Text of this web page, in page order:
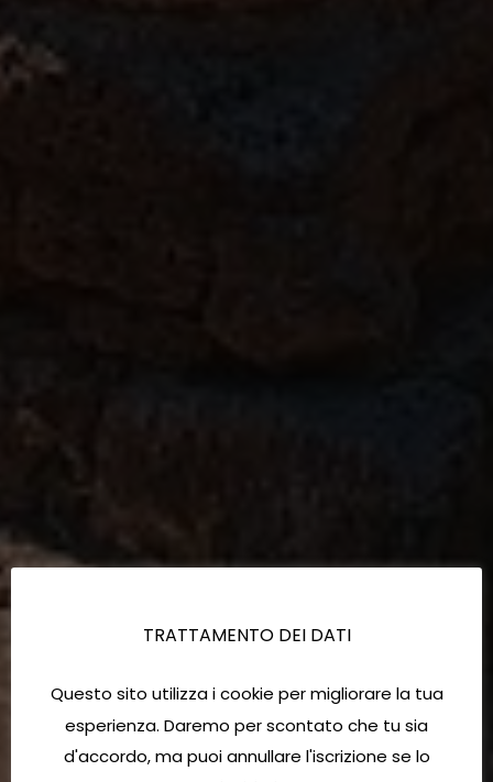
TRATTAMENTO DEI DATI
Questo sito utilizza i cookie per migliorare la tua
esperienza. Daremo per scontato che tu sia
d'accordo, ma puoi annullare l'iscrizione se lo